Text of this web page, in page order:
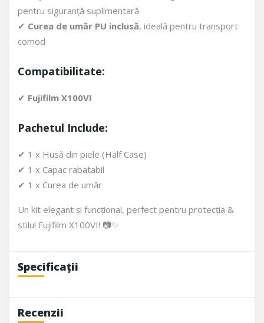
pentru siguranță suplimentară
✔ Curea de umăr PU inclusă, ideală pentru transport
comod
Compatibilitate:
✔ Fujifilm X100VI
Pachetul Include:
✔ 1 x Husă din piele (Half Case)
✔ 1 x Capac rabatabil
✔ 1 x Curea de umăr
Un kit elegant și funcțional, perfect pentru protecția &
stilul Fujifilm X100VI! 📷✨
Specificații
Recenzii